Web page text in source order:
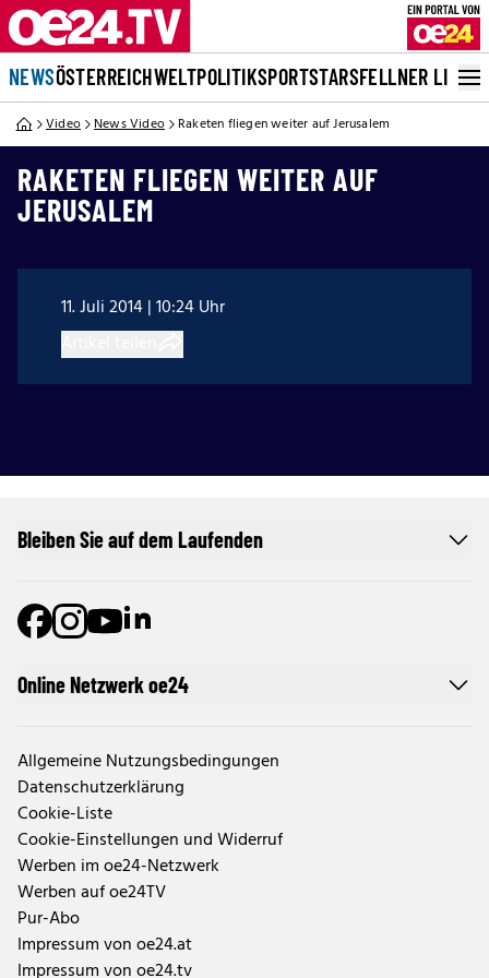
NEWSÖSTERREICHWELTPOLITIKSPORTSTARSFELLNER LIVE
Video News Video Raketen fliegen weiter auf Jerusalem
RAKETEN FLIEGEN WEITER AUF
JERUSALEM
11. Juli 2014 | 10:24 Uhr
Online Netzwerk oe24
Allgemeine Nutzungsbedingungen
Datenschutzerklärung
Cookie-Liste
Cookie-Einstellungen und Widerruf
Werben im oe24-Netzwerk
Werben auf oe24TV
Pur-Abo
Impressum von oe24.at
Impressum von oe24.tv
Bleiben Sie auf dem Laufenden